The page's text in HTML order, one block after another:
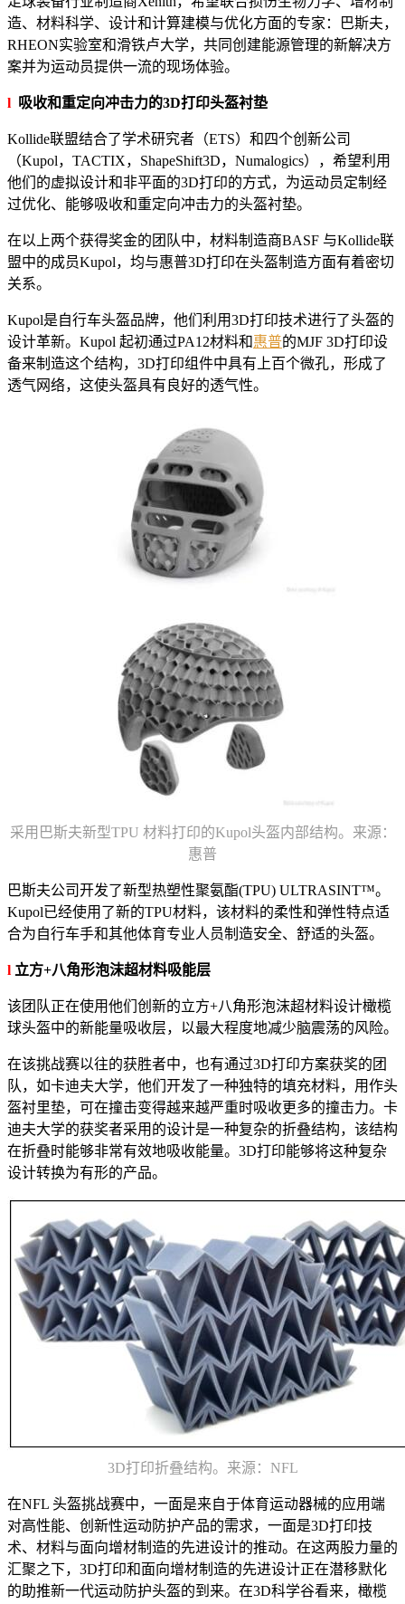
造、材料科学、设计和计算建模与优化方面的专家：巴斯夫，
RHEON实验室和滑铁卢大学，共同创建能源管理的新解决方
案并为运动员提供一流的现场体验。
l 吸收和重定向冲击力的3D打印头盔衬垫
Kollide联盟结合了学术研究者（ETS）和四个创新公司
（Kupol，TACTIX，ShapeShift3D，Numalogics），希望利用
他们的虚拟设计和非平面的3D打印的方式，为运动员定制经
过优化、能够吸收和重定向冲击力的头盔衬垫。
在以上两个获得奖金的团队中，材料制造商BASF 与Kollide联
盟中的成员Kupol，均与惠普3D打印在头盔制造方面有着密切
关系。
Kupol是自行车头盔品牌，他们利用3D打印技术进行了头盔的
设计革新。Kupol 起初通过PA12材料和惠普的MJF 3D打印设
备来制造这个结构，3D打印组件中具有上百个微孔，形成了
透气网络，这使头盔具有良好的透气性。
采用巴斯夫新型TPU 材料打印的Kupol头盔内部结构。来源：
惠普
巴斯夫公司开发了新型热塑性聚氨酯(TPU) ULTRASINT™。
Kupol已经使用了新的TPU材料，该材料的柔性和弹性特点适
合为自行车手和其他体育专业人员制造安全、舒适的头盔。
l 立方+八角形泡沫超材料吸能层
该团队正在使用他们创新的立方+八角形泡沫超材料设计橄榄
球头盔中的新能量吸收层，以最大程度地减少脑震荡的风险。
在该挑战赛以往的获胜者中，也有通过3D打印方案获奖的团
队，如卡迪夫大学，他们开发了一种独特的填充材料，用作头
盔衬里垫，可在撞击变得越来越严重时吸收更多的撞击力。卡
迪夫大学的获奖者采用的设计是一种复杂的折叠结构，该结构
在折叠时能够非常有效地吸收能量。3D打印能够将这种复杂
设计转换为有形的产品。
3D打印折叠结构。来源：NFL
在NFL 头盔挑战赛中，一面是来自于体育运动器械的应用端
对高性能、创新性运动防护产品的需求，一面是3D打印技
术、材料与面向增材制造的先进设计的推动。在这两股力量的
汇聚之下，3D打印和面向增材制造的先进设计正在潜移默化
的助推新一代运动防护头盔的到来。在3D科学谷看来，橄榄